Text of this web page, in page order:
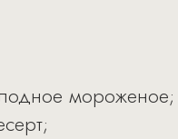
мороженое;